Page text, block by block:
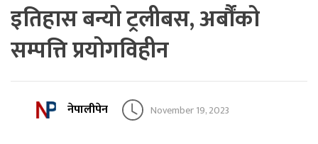
इतिहास बन्यो ट्रलीबस, अर्बौंको
सम्पत्ति प्रयोगविहीन
नेपालीपेन November 19, 2023